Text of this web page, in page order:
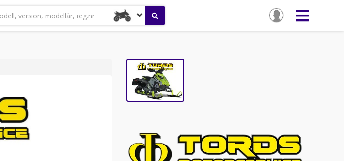
version, modellår, reg.nr